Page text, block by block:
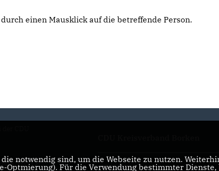
einen Mausklick auf die betreffende Person.
CDU NRW
die notwendig sind, um die Webseite zu nutzen.
Optmierung). Für die Verwendung bestimmter